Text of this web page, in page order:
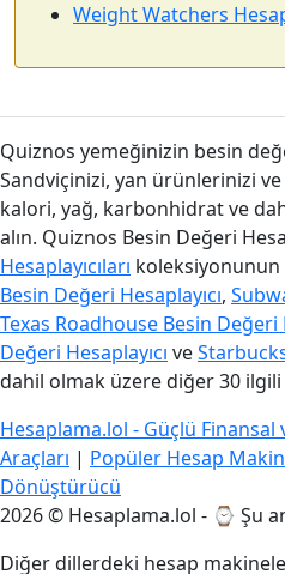
Weight Watchers
Quiznos yemeğinizin besin
Sandviçinizi, yan ürünlerinizi
kalori, yağ, karbonhidrat ve
alın. Quiznos Besin Değeri
Hesaplayıcıları koleksiyonunun
Besin Değeri Hesaplayıcı,
Texas Roadhouse Besin Değeri
Değeri Hesaplayıcı ve
dahil olmak üzere diğer 30 ilgili
Hesaplama.lol - Güçlü
Araçları | Popüler Hesap
Dönüştürücü
2026 © Hesaplama.lol - ⌚ Şu
Diğer dillerdeki hesap